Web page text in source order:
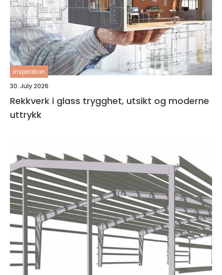
inspiration
30. July 2026
Rekkverk i glass trygghet, utsikt og moderne
uttrykk